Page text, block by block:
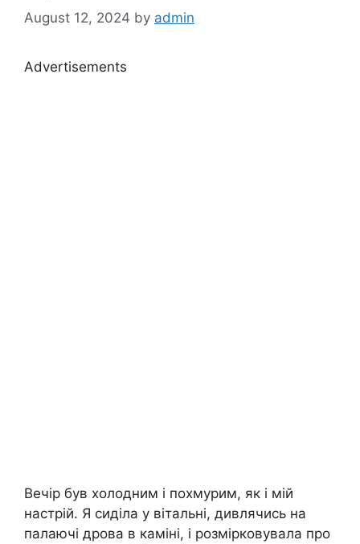
August 12, 2024 by admin
Advertisements
Вечір був холодним і похмурим, як і мій
настрій. Я сиділа у вітальні, дивлячись на
палаючі дрова в каміні, і розмірковувала про